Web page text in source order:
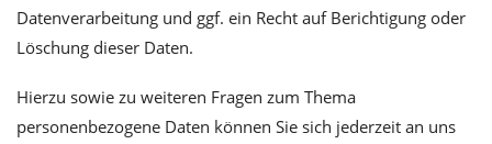
Datenverarbeitung und ggf. ein Recht auf Berichtigung oder
Löschung dieser Daten.
Hierzu sowie zu weiteren Fragen zum Thema
personenbezogene Daten können Sie sich jederzeit an uns